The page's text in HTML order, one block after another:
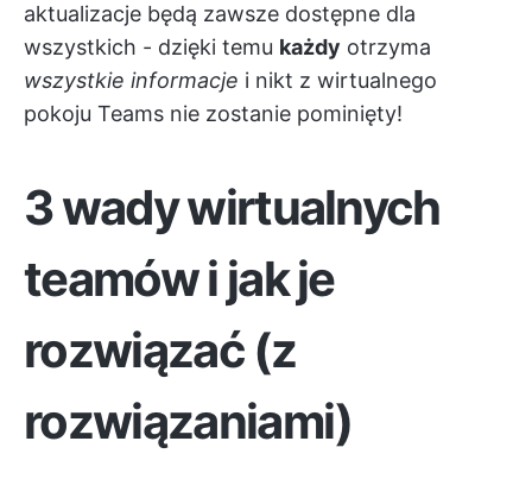
aktualizacje będą zawsze dostępne dla
wszystkich - dzięki temu każdy otrzyma
wszystkie informacje i nikt z wirtualnego
pokoju Teams nie zostanie pominięty!
3 wady wirtualnych
teamów i jak je
rozwiązać (z
rozwiązaniami)